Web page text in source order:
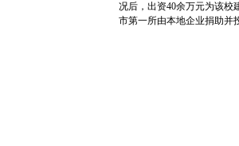
况后，出资40余万元为该校
市第一所由本地企业捐助并